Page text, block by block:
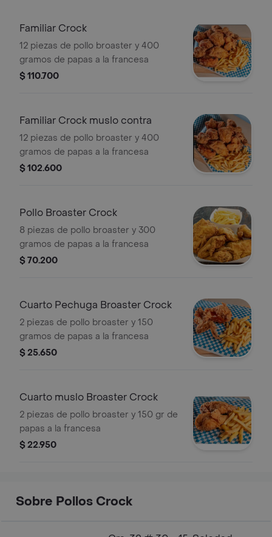
Familiar Crock
12 piezas de pollo broaster y 400
gramos de papas a la francesa
$ 110.700
Familiar Crock muslo contra
12 piezas de pollo broaster y 400
gramos de papas a la francesa
$ 102.600
Pollo Broaster Crock
8 piezas de pollo broaster y 300
gramos de papas a la francesa
$ 70.200
Cuarto Pechuga Broaster Crock
2 piezas de pollo broaster y 150
gramos de papas a la francesa
$ 25.650
Cuarto muslo Broaster Crock
2 piezas de pollo broaster y 150 gr de
papas a la francesa
$ 22.950
Sobre Pollos Crock